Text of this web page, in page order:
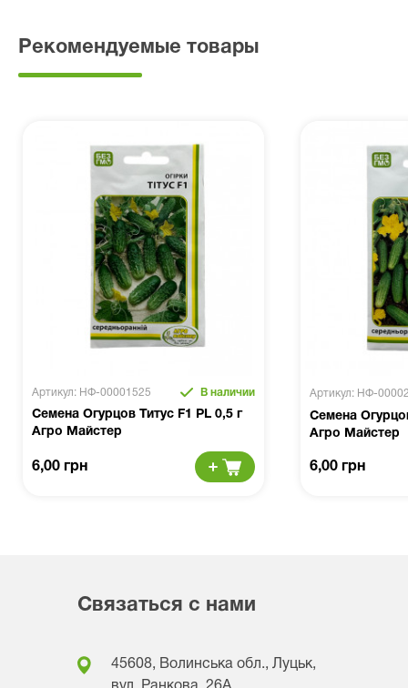
Рекомендуемые товары
Артикул: НФ-00001525 В наличии
Семена Огурцов Титус F1 PL 0,5 г
Агро Майстер
6,00 грн
Артикул: НФ-
Семена
Агро Майстер
6,00 грн
Связаться с нами
45608, Волинська обл., Луцьк,